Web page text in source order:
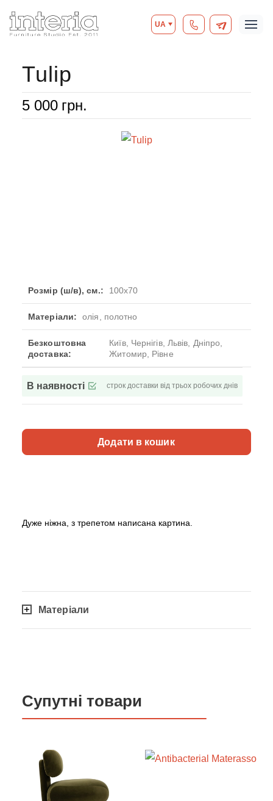
UA
Tulip
5 000грн.
Розмір (ш/в), см.: 100x70
Матеріали: олія, полотно
Безкоштовна
доставка:
Київ, Чернігів, Львів, Дніпро,
Житомир, Рівне
В наявності строк доставки від трьох робочих днів
Додати в кошик
Дуже ніжна, з трепетом написана картина.
Матеріали
Супутні товари